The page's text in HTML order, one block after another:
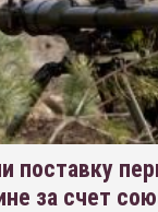
поставку
за счет